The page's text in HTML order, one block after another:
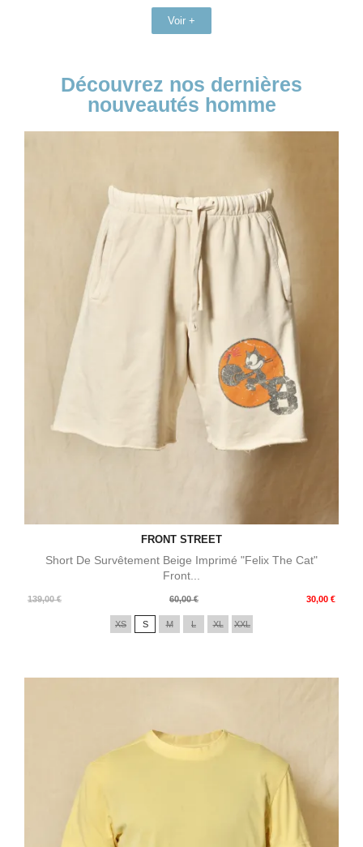
Voir +
Découvrez nos dernières
nouveautés homme
FRONT STREET
Short De Survêtement Beige Imprimé "Felix The Cat"
Front...
139,00 €
Prix
60,00 € 30,00 €
Prix
XS S M L XL XXL